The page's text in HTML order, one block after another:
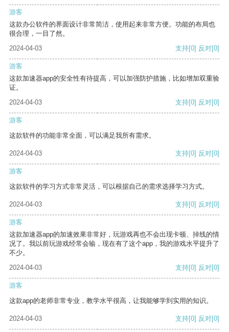
游客
这款办公软件的界面设计非常简洁，使用起来非常方便。功能的布局也
很合理，一目了然。
2024-04-03
支持[0] 反对[0]
游客
这款加速器app的安全性有待提高，可以加强防护措施，比如增加双重验
证。
2024-04-03
支持[0] 反对[0]
游客
这款软件的功能非常全面，可以满足我所有需求。
2024-04-03 支持[0] 反对[0]
游客
这款软件的学习方式非常灵活，可以根据自己的需求选择学习方式。
2024-04-03 支持[0] 反对[0]
游客
这款加速器app的加速效果非常好，玩游戏再也不会出现卡顿、掉线的情
况了。我以前玩游戏经常会输，现在有了这个app，我的游戏水平提升了
不少。
2024-04-03
支持[0] 反对[0]
游客
这款app的老师非常专业，教学水平很高，让我能够学到实用的知识。
2024-04-03 支持[0] 反对[0]